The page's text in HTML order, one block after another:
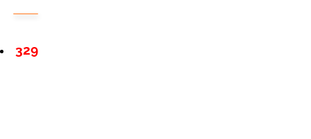
329